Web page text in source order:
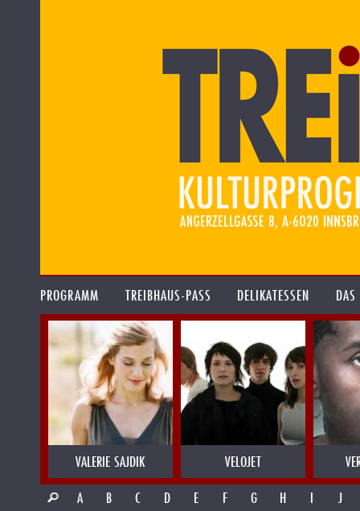
PROGRAMM TREIBHAUS-PASS DELIKATESSEN
VALERIE SAJDIK VELOJET
A
B C D E F G H I J